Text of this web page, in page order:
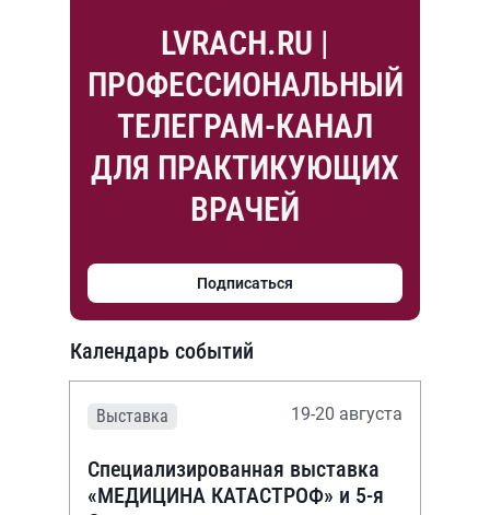
LVRACH.RU |
ПРОФЕССИОНАЛЬНЫЙ
ТЕЛЕГРАМ-КАНАЛ
ДЛЯ ПРАКТИКУЮЩИХ
ВРАЧЕЙ
Подписаться
Календарь событий
Выставка 19-20 августа
Специализированная выставка
«МЕДИЦИНА КАТАСТРОФ» и 5-я